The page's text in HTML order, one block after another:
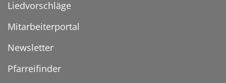
Liedvorschläge
Mitarbeiterportal
Newsletter
Pfarreifinder